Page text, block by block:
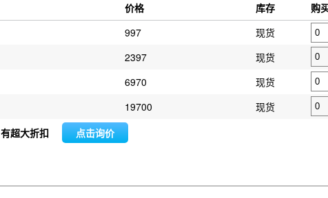
价格 库存
购
997
现货
2397
现货
6970
现货
19700
现货
有超大折扣 点击询价